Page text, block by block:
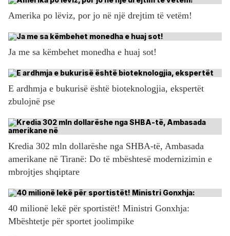
Amerika po lëviz, por jo në një drejtim të vetëm!
Ja me sa këmbehet monedha e huaj sot!
E ardhmja e bukurisë është bioteknologjia, ekspertët
zbulojnë pse
Kredia 302 mln dollarëshe nga SHBA-të, Ambasada
amerikane në Tiranë: Do të mbështesë modernizimin e
mbrojtjes shqiptare
40 milionë lekë për sportistët! Ministri Gonxhja:
Mbështetje për sportet joolimpike